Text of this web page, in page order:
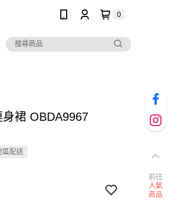
0
裙 OBDA9967
區配送
前往
人氣
商品